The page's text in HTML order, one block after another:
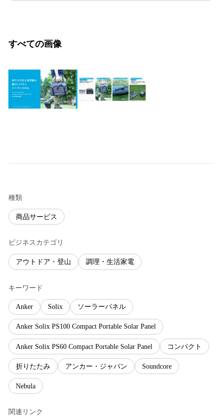
すべての画像
種類
商品サービス
ビジネスカテゴリ
アウトドア・登山 調理・生活家電
キーワード
Anker Solix ソーラーパネル
Anker Solix PS100 Compact Portable Solar Panel
Anker Solix PS60 Compact Portable Solar Panel コンパクト
折りたたみ アンカー・ジャパン Soundcore
Nebula
関連リンク